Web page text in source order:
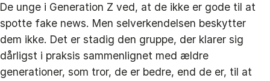
De unge i Generation Z ved, at de ikke er gode til at
spotte fake news. Men selverkendelsen beskytter
dem ikke. Det er stadig den gruppe, der klarer sig
dårligst i praksis sammenlignet med ældre
generationer, som tror, de er bedre, end de er, til at